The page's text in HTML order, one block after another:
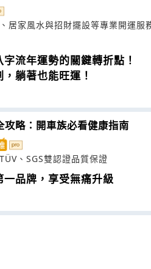
居家風水與招財擺設等專業開運服
流年運勢的關鍵轉折點！
躺著也能旺運！
略：開車族必看健康指南
、SGS雙認證品質保證
品牌，享受無痛升級